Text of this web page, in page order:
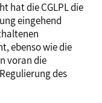
hat die CGLPL die
eingehend
ebenso wie die
voran die
des